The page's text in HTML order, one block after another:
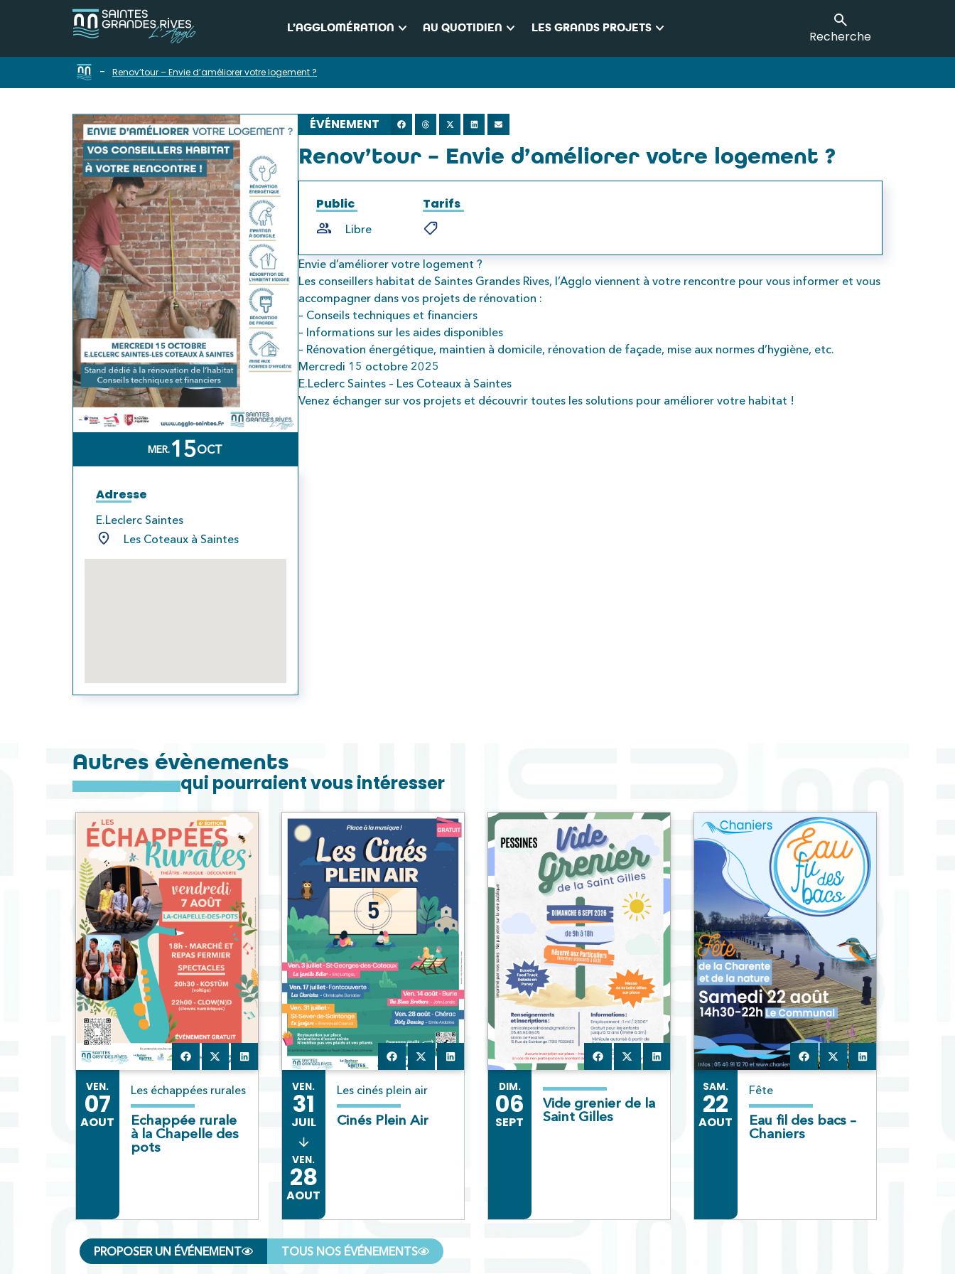
L’AGGLOMÉRATION keyboard_arrow_down AU QUOTIDIEN keyboard_arrow_down LES GRANDS PROJETSkeyboard_arrow_down Recherche
- Renov’tour – Envie d’améliorer votre logement ?
ÉVÉNEMENT
Renov’tour – Envie d’améliorer votre logement ?
Public
Libre
Tarifs
Envie d’améliorer votre logement ?
Les conseillers habitat de Saintes Grandes Rives, l’Agglo viennent à votre rencontre pour vous informer et vous
accompagner dans vos projets de rénovation :
– Conseils techniques et financiers
– Informations sur les aides disponibles
– Rénovation énergétique, maintien à domicile, rénovation de façade, mise aux normes d’hygiène, etc.
Mercredi 15 octobre 2025
E.Leclerc Saintes – Les Coteaux à Saintes
Venez échanger sur vos projets et découvrir toutes les solutions pour améliorer votre habitat !
MER.15OCT
Adresse
E.Leclerc Saintes
Les Coteaux à Saintes
Autres évènements
qui pourraient vous intéresser
VEN.
07
AOUT
Les échappées rurales
Echappée rurale
à la Chapelle des
pots
VEN.
31
JUIL
VEN.
28
AOUT
Les cinés plein air
Cinés Plein Air
DIM.
06
SEPT
Vide grenier de la
Saint Gilles
SAM.
22
AOUT
Fête
Eau fil des bacs –
Chaniers
PROPOSER UN ÉVÉNEMENT TOUS NOS ÉVÉNEMENTS